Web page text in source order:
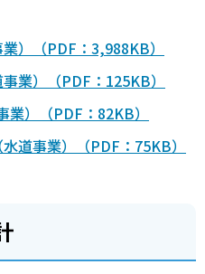
）（PDF：3,988KB）
業）（PDF：125KB）
）（PDF：82KB）
道事業）（PDF：75KB）